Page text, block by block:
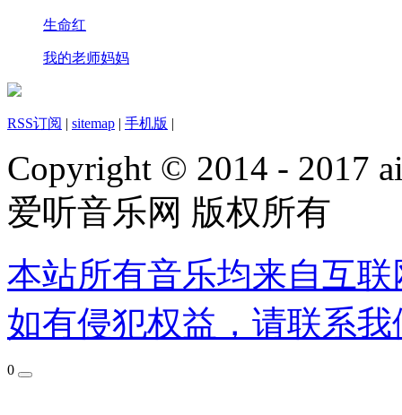
生命红
我的老师妈妈
RSS订阅 | sitemap | 手机版 |
Copyright © 2014 - 2017
爱听音乐网 版权所有
本站所有音乐均来自互
如有侵犯权益，请联系
0